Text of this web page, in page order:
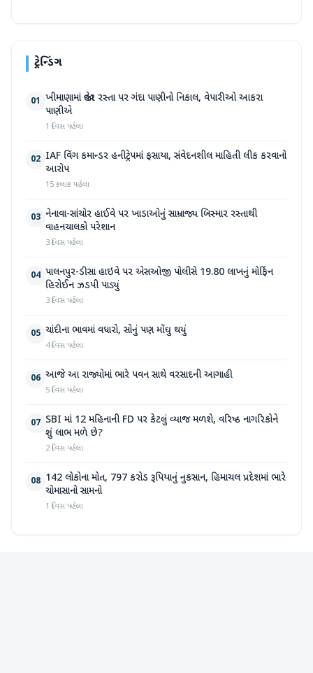
ટ્રેન્ડિંગ
01 ખીમાણામાં જાહેર રસ્તા પર ગંદા પાણીનો નિકાલ, વેપારીઓ આકરા
પાણીએ
1 દિવસ પહેલા
02 IAF વિંગ કમાન્ડર હનીટ્રેપમાં ફસાયા, સંવેદનશીલ માહિતી લીક કરવાનો
આરોપ
15 કલાક પહેલા
03 નેનાવા-સાંચોર હાઈવે પર ખાડાઓનું સામ્રાજ્ય બિસ્માર રસ્તાથી
વાહનચાલકો પરેશાન
3 દિવસ પહેલા
04 પાલનપુર-ડીસા હાઇવે પર એસઓજી પોલીસે 19.80 લાખનું મોર્ફિન
હિરોઈન ઝડપી પાડ્યું
3 દિવસ પહેલા
05 ચાંદીના ભાવમાં વધારો, સોનું પણ મોંઘુ થયું
4 દિવસ પહેલા
06 આજે આ રાજ્યોમાં ભારે પવન સાથે વરસાદની આગાહી
5 દિવસ પહેલા
07 SBI માં 12 મહિનાની FD પર કેટલું વ્યાજ મળશે, વરિષ્ઠ નાગરિકોને
શું લાભ મળે છે?
2 દિવસ પહેલા
08 142 લોકોના મોત, 797 કરોડ રૂપિયાનું નુકસાન, હિમાચલ પ્રદેશમાં ભારે
ચોમાસાનો સામનો
1 દિવસ પહેલા